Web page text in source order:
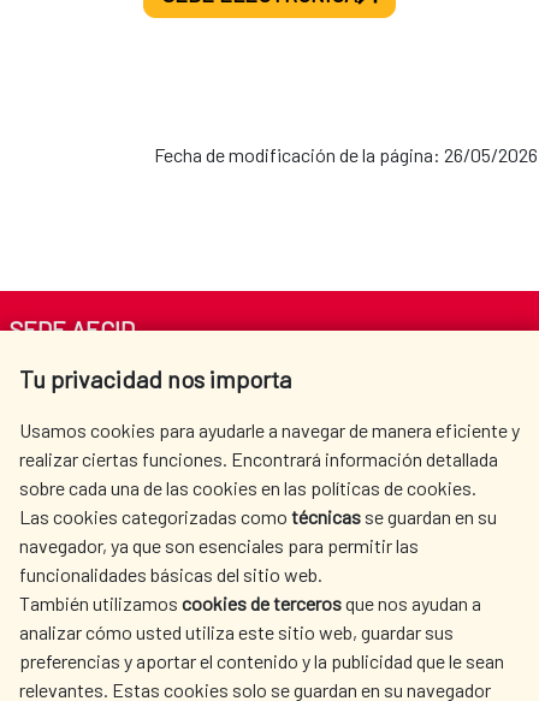
Fecha de modificación de la página: 26/05/2026
Tu privacidad nos importa
Usamos cookies para ayudarle a navegar de manera eficiente y
realizar ciertas funciones. Encontrará información detallada
sobre cada una de las cookies en las políticas de cookies.
Las cookies categorizadas como técnicas se guardan en su
navegador, ya que son esenciales para permitir las
funcionalidades básicas del sitio web.
También utilizamos cookies de tercerosque nos ayudan a
analizar cómo usted utiliza este sitio web, guardar sus
preferencias y aportar el contenido y la publicidad que le sean
relevantes. Estas cookies solo se guardan en su navegador
SEDE AECID
Av. Reyes Católicos 4 - 28040 Madrid
centro.informacion@aecid.es
LA AECID
DÓNDE COOPERAMOS
ACCIÓN HUMANITARIA
SALA DE PRENSA
CULTURA Y CIENCIA
BIBLIOTECA